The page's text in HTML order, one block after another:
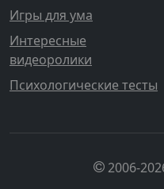
Игры для ума
Интересные
видеоролики
Психологические тесты
2006-